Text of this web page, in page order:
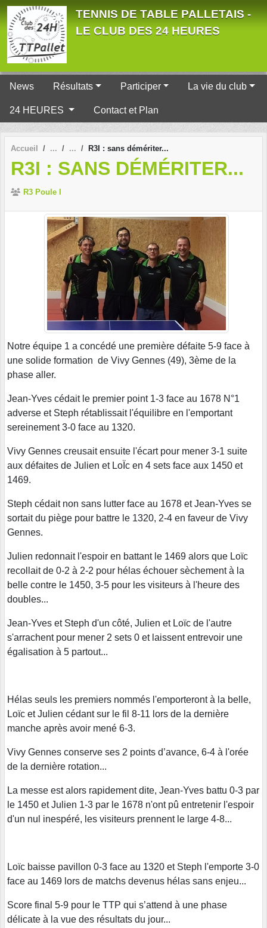
TENNIS DE TABLE PALLETAIS -
LE CLUB DES 24 HEURES
News Résultats Participer La vie du club
24 HEURES Contact et Plan
Accueil R3I : sans démériter...
R3I : SANS DÉMÉRITER...
R3 Poule I
Notre équipe 1 a concédé une première défaite 5-9 face à
une solide formation de Vivy Gennes (49), 3ème de la
phase aller.
Jean-Yves cédait le premier point 1-3 face au 1678 N°1
adverse et Steph rétablissait l'équilibre en l'emportant
sereinement 3-0 face au 1320.
Vivy Gennes creusait ensuite l'écart pour mener 3-1 suite
aux défaites de Julien et LoÏc en 4 sets face aux 1450 et
1469.
Steph cédait non sans lutter face au 1678 et Jean-Yves se
sortait du piège pour battre le 1320, 2-4 en faveur de Vivy
Gennes.
Julien redonnait l'espoir en battant le 1469 alors que Loïc
recollait de 0-2 à 2-2 pour hélas échouer sèchement à la
belle contre le 1450, 3-5 pour les visiteurs à l'heure des
doubles...
Jean-Yves et Steph d'un côté, Julien et Loïc de l'autre
s'arrachent pour mener 2 sets 0 et laissent entrevoir une
égalisation à 5 partout...
Hélas seuls les premiers nommés l'emporteront à la belle,
Loïc et Julien cédant sur le fil 8-11 lors de la dernière
manche après avoir mené 6-3.
Vivy Gennes conserve ses 2 points d’avance, 6-4 à l'orée
de la dernière rotation...
La messe est alors rapidement dite, Jean-Yves battu 0-3 par
le 1450 et Julien 1-3 par le 1678 n'ont pû entretenir l'espoir
d'un nul inespéré, les visiteurs prennent le large 4-8...
Loïc baisse pavillon 0-3 face au 1320 et Steph l'emporte 3-0
face au 1469 lors de matchs devenus hélas sans enjeu...
Score final 5-9 pour le TTP qui s’attend à une phase
délicate à la vue des résultats du jour...
Panneau de gestion des cookies